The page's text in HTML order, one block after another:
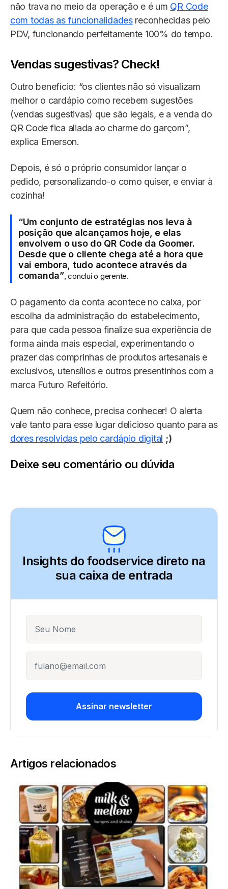
não trava no meio da operação e é um QR Code
com todas as funcionalidadesreconhecidas pelo
PDV, funcionando perfeitamente 100% do tempo.
Vendas sugestivas? Check!
Outro benefício: “os clientes não só visualizam
melhor o cardápio como recebem sugestões
(vendas sugestivas) que são legais, e a venda do
QR Code fica aliada ao charme do garçom”,
explica Emerson.
Depois, é só o próprio consumidor lançar o
pedido, personalizando-o como quiser, e enviar à
cozinha!
“Um conjunto de estratégias nos leva à
posição que alcançamos hoje, e elas
envolvem o uso do QR Code da Goomer.
Desde que o cliente chega até a hora que
vai embora, tudo acontece através da
comanda”, conclui o gerente.
O pagamento da conta acontece no caixa, por
escolha da administração do estabelecimento,
para que cada pessoa finalize sua experiência de
forma ainda mais especial, experimentando o
prazer das comprinhas de produtos artesanais e
exclusivos, utensílios e outros presentinhos com a
marca Futuro Refeitório.
Quem não conhece, precisa conhecer! O alerta
vale tanto para esse lugar delicioso quanto para as
dores resolvidas pelo cardápio digital ;)
Deixe seu comentário ou dúvida
Insights do foodservice direto na
sua caixa de entrada
Assinar newsletter
Artigos relacionados